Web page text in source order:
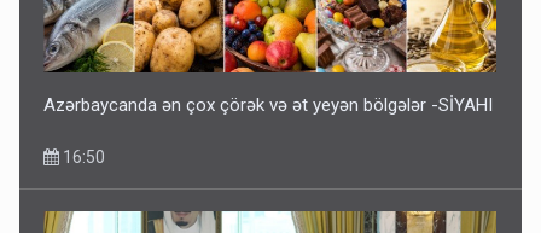
Azərbaycanda ən çox çörək və ət yeyən bölgələr -SİYAHI
16:50